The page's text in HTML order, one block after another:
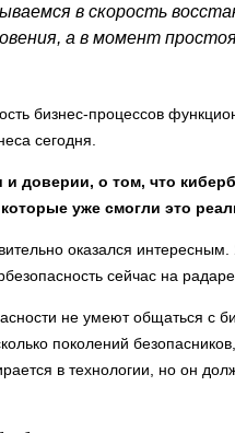
в скорость
а в момент
бизнес-процессов
сегодня.
доверии, о том, что
уже смогли это
оказался
сейчас на радаре.
не умеют общаться с
поколений
в технологии, но он